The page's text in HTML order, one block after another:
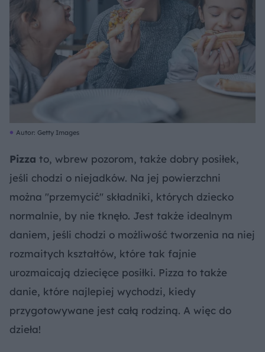
Autor: Getty Images
Pizza to, wbrew pozorom, także dobry posiłek,
jeśli chodzi o niejadków. Na jej powierzchni
można "przemycić" składniki, których dziecko
normalnie, by nie tknęło. Jest także idealnym
daniem, jeśli chodzi o możliwość tworzenia na niej
rozmaitych kształtów, które tak fajnie
urozmaicają dziecięce posiłki. Pizza to także
danie, które najlepiej wychodzi, kiedy
przygotowywane jest całą rodziną. A więc do
dzieła!